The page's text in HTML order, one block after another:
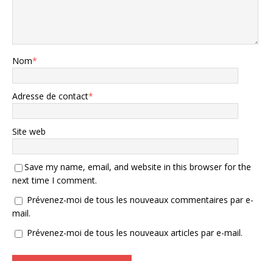
Nom*
Adresse de contact*
Site web
Save my name, email, and website in this browser for the
next time I comment.
Prévenez-moi de tous les nouveaux commentaires par e-
mail.
Prévenez-moi de tous les nouveaux articles par e-mail.